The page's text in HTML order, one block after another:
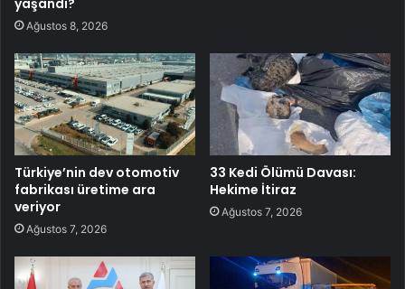
Ağustos 8, 2026
Türkiye’nin dev otomotiv
fabrikası üretime ara
veriyor
Ağustos 7, 2026
33 Kedi Ölümü Davası:
Hekime İtiraz
Ağustos 7, 2026